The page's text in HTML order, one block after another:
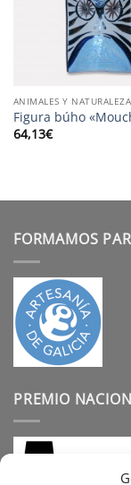
ANIMALES Y NATURALEZA
Figura búho
64,13€
FORMAMOS
PREMIO